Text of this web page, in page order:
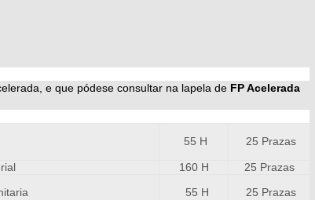
e que pódese consultar na lapela de FP Acelerada
55 H 25 Prazas
160 H 25 Prazas
55 H 25 Prazas